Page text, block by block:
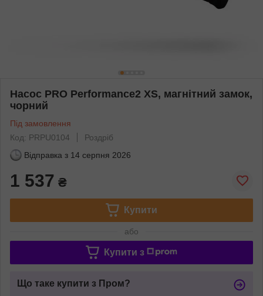
Насос PRO Performance2 XS, магнітний замок,
чорний
Під замовлення
Код: PRPU0104
Роздріб
Відправка з 14 серпня 2026
1 537 ₴
Купити
або
Купити з
Що таке купити з Пром?